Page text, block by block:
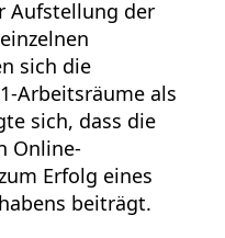
Aufstellung der
sich die
Arbeitsräume als
sich, dass die
Online-
Erfolg eines
beiträgt.